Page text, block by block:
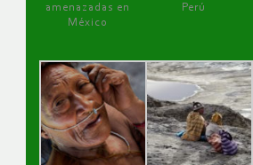
amenazadas en
México
Perú